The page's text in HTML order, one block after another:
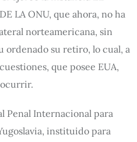
LA ONU, que ahora, no ha
norteamericana, sin
ordenado su retiro, lo cual, a
que posee EUA,
Penal Internacional para
instituido para